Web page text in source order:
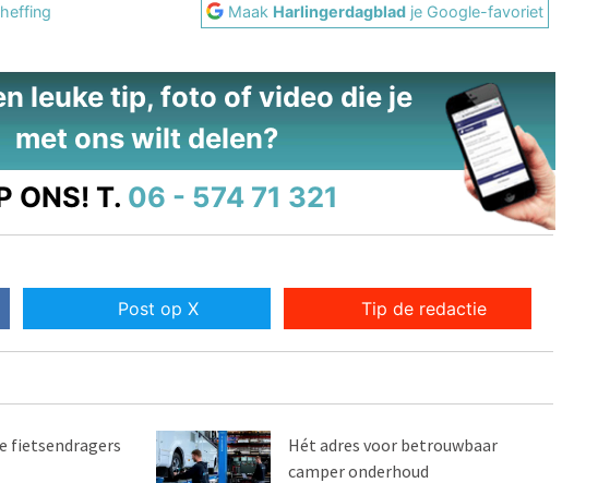
Maak Harlingerdagblad je Google-favoriet
leuke tip, foto of video die je
met ons wilt delen?
ONS! T. 06 - 574 71 321
Post op X Tip de redactie
fietsendragers
Hét adres voor betrouwbaar
camper onderhoud